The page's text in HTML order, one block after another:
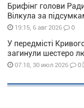
Брифінг голови
Вілкула за
19:15, 6 авг 2026 0
У передмісті
загинули шестеро
07:18, 30 июл 2026 0